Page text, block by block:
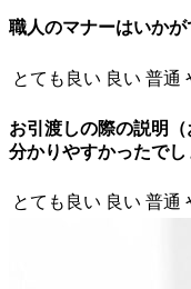
職人のマナーはいかが
とても良い 良い 普通
お引渡しの際の説明（
分かりやすかったでし
とても良い 良い 普通